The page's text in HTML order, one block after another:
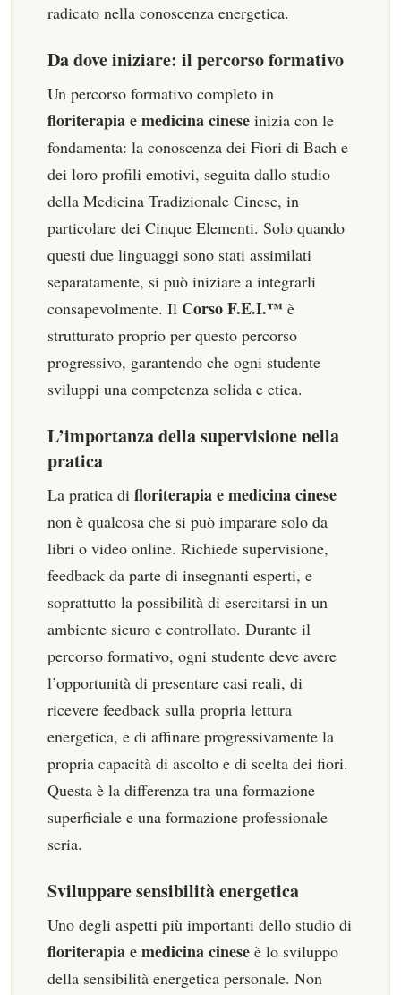
radicato nella conoscenza energetica.
Da dove iniziare: il percorso formativo
Un percorso formativo completo in
floriterapia e medicina cinese inizia con le
fondamenta: la conoscenza dei Fiori di Bach e
dei loro profili emotivi, seguita dallo studio
della Medicina Tradizionale Cinese, in
particolare dei Cinque Elementi. Solo quando
questi due linguaggi sono stati assimilati
separatamente, si può iniziare a integrarli
consapevolmente. Il Corso F.E.I.™ è
strutturato proprio per questo percorso
progressivo, garantendo che ogni studente
sviluppi una competenza solida e etica.
L’importanza della supervisione nella
pratica
La pratica di floriterapia e medicina cinese
non è qualcosa che si può imparare solo da
libri o video online. Richiede supervisione,
feedback da parte di insegnanti esperti, e
soprattutto la possibilità di esercitarsi in un
ambiente sicuro e controllato. Durante il
percorso formativo, ogni studente deve avere
l’opportunità di presentare casi reali, di
ricevere feedback sulla propria lettura
energetica, e di affinare progressivamente la
propria capacità di ascolto e di scelta dei fiori.
Questa è la differenza tra una formazione
superficiale e una formazione professionale
seria.
Sviluppare sensibilità energetica
Uno degli aspetti più importanti dello studio di
floriterapia e medicina cinese è lo sviluppo
della sensibilità energetica personale. Non